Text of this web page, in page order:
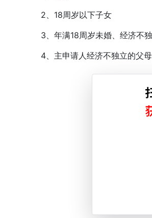
2、18周岁以下子女
3、年满18周岁未婚、经济不
4、主申请人经济不独立的父母